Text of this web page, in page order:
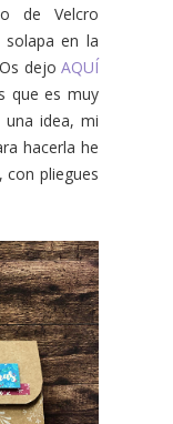
de Velcro
en la
dejo AQUÍ
que es muy
una idea, mi
hacerla he
con pliegues